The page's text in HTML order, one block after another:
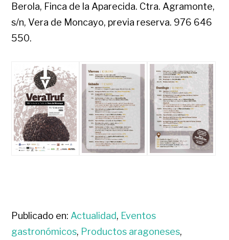
Berola, Finca de la Aparecida. Ctra. Agramonte,
s/n, Vera de Moncayo, previa reserva. 976 646
550.
Publicado en: Actualidad, Eventos
gastronómicos, Productos aragoneses,